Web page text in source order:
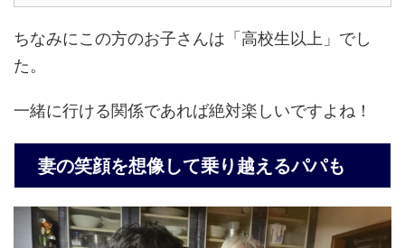
ちなみにこの方のお子さんは「高校生以上」でし
た。
一緒に行ける関係であれば絶対楽しいですよね！
妻の笑顔を想像して乗り越えるパパも